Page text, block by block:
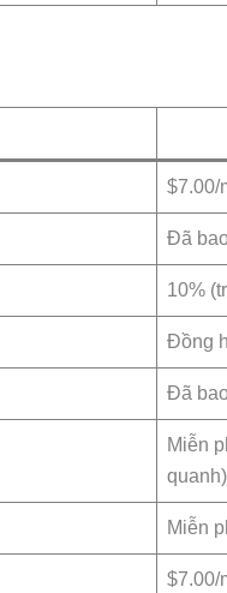
$7.00/
Đã
10%
Đồng
Đã
Miễn
quanh)
Miễn
$7.00/